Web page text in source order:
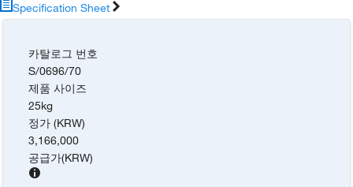
Specification Sheet
카탈로그 번호
S/0696/70
제품 사이즈
25kg
정가 (KRW)
3,166,000
공급가(KRW)